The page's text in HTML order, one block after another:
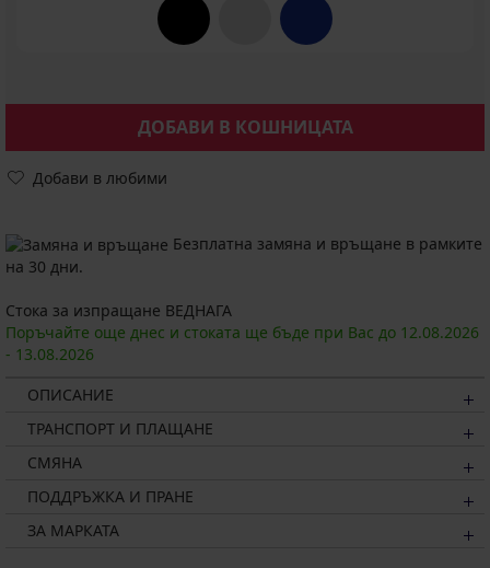
ДОБАВИ В КОШНИЦАТА
Добави в любими
Безплатна замяна и връщане в рамките
на 30 дни.
Стока за изпращане ВЕДНАГА
Поръчайте още днес и стоката ще бъде при Вас до 12.08.2026
- 13.08.2026
ОПИСАНИЕ
ТРАНСПОРТ И ПЛАЩАНЕ
СМЯНА
ПОДДРЪЖКА И ПРАНЕ
ЗА МАРКАТА